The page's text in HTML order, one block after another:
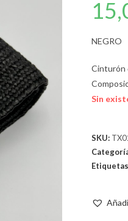
NEGRO
Cinturón
Sin
SKU: